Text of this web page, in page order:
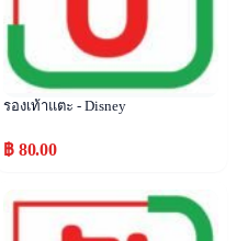
รองเท้าแตะ - Disney
฿ 80.00
Popular